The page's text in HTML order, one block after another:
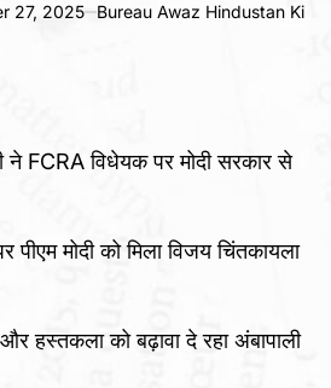
27, 2025 Bureau Awaz Hindustan Ki
ने FCRA विधेयक पर मोदी सरकार से
पीएम मोदी को मिला विजय चिंतकायला
हस्तकला को बढ़ावा दे रहा अंबापाली